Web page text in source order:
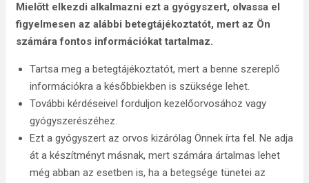
Mielőtt elkezdi alkalmazni ezt a gyógyszert, olvassa el
figyelmesen az alábbi betegtájékoztatót, mert az Ön
számára fontos információkat tartalmaz.
Tartsa meg a betegtájékoztatót, mert a benne szereplő
információkra a későbbiekben is szüksége lehet.
További kérdéseivel forduljon kezelőorvosához vagy
gyógyszerészéhez.
Ezt a gyógyszert az orvos kizárólag Önnek írta fel. Ne adja
át a készítményt másnak, mert számára ártalmas lehet
még abban az esetben is, ha a betegsége tünetei az